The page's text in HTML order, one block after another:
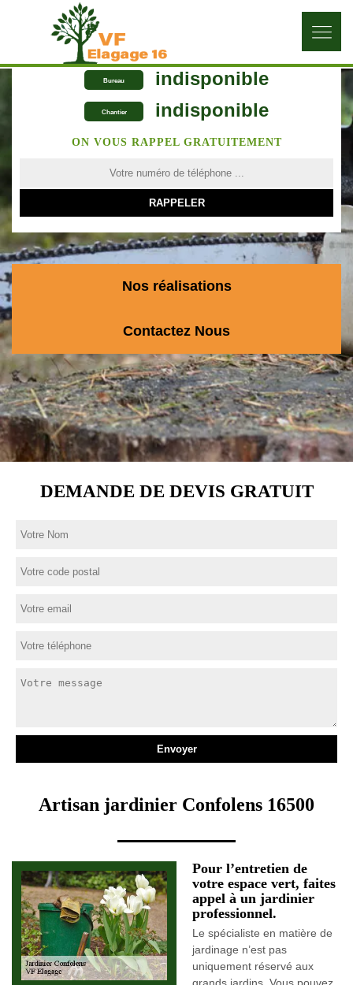
Bureau indisponible
Chantier indisponible
ON VOUS RAPPEL GRATUITEMENT
Nos réalisations
Contactez Nous
DEMANDE DE DEVIS GRATUIT
Artisan jardinier Confolens 16500
Pour l’entretien de
votre espace vert, faites
appel à un jardinier
professionnel.
Le spécialiste en matière de
jardinage n’est pas
uniquement réservé aux